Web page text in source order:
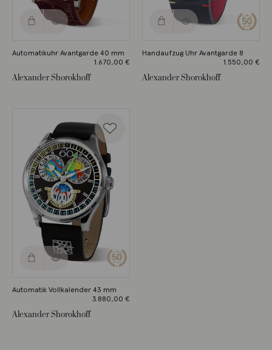
Automatikuhr Avantgarde 40 mm
1.670,00 €
Alexander Shorokhoff
Handaufzug Uhr Avantgarde 8
1.550,00 €
Alexander Shorokhoff
Automatik Vollkalender 43 mm
3.880,00 €
Alexander Shorokhoff